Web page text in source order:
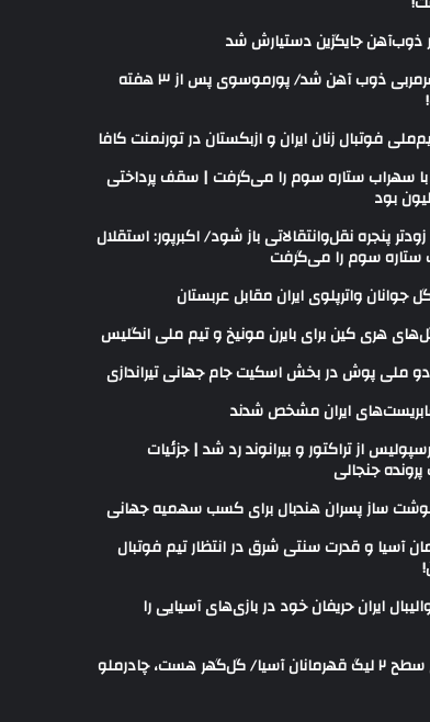
جایگزین دستیارش شد
ویسی سرمربی ذوب آهن شد/ پورموسوی پس از ۳ هفته
فوتبال زنان ایران و ازبکستان در تورنمنت کافا
با سهراب ستاره سوم را می‌گرفت | سقف پرداختی
پنجره نقل‌وانتقالاتی باز شود/ اکبرپور: استقلال
ستاره سوم را می‌گرفت
جوانان واترپلوی ایران مقابل عربستان
هری‌ کین برای بایرن مونیخ و تیم ملی انگلیس
دو ملی پوش در بخش اسکیت جام جهانی تیراندازی
ایران مشخص شدند
از تراکتور و بیرانوند رد شد | جزئیات
جنجالی
ساز پسران هندبال برای کسب سهمیه جهانی
آسیا و قدرت سنتی شرق در انتظار تیم فوتبال
ایران حریفان خود در بازی‌های آسیایی را
سیدبندی سطح ۲ لیگ قهرمانان آسیا/ گل‌گهر هست، چادرملو